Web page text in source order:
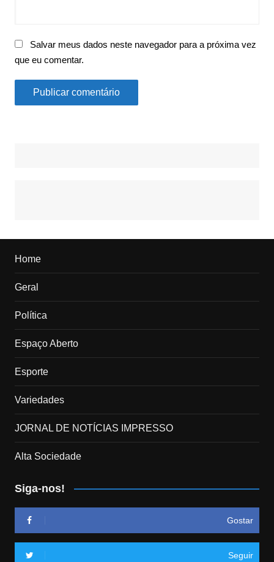
Salvar meus dados neste navegador para a próxima vez
que eu comentar.
Home
Geral
Política
Espaço Aberto
Esporte
Variedades
JORNAL DE NOTÍCIAS IMPRESSO
Alta Sociedade
Siga-nos!
Gostar
Seguir